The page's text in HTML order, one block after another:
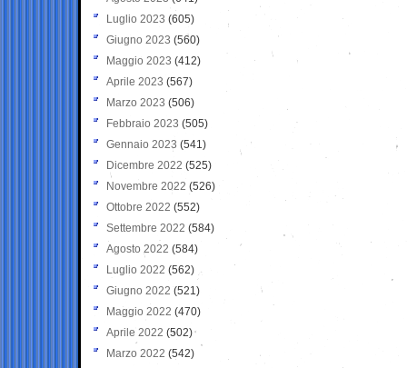
Luglio 2023 (605)
Giugno 2023 (560)
Maggio 2023 (412)
Aprile 2023 (567)
Marzo 2023 (506)
Febbraio 2023 (505)
Gennaio 2023 (541)
Dicembre 2022 (525)
Novembre 2022 (526)
Ottobre 2022 (552)
Settembre 2022 (584)
Agosto 2022 (584)
Luglio 2022 (562)
Giugno 2022 (521)
Maggio 2022 (470)
Aprile 2022 (502)
Marzo 2022 (542)